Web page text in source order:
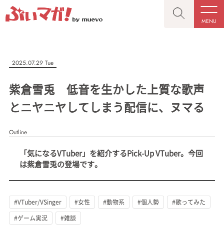
MENU
CLOSE
記事を検索する
人気ワード
#VTuber/VSinger #男性 #女性 #バ美肉 #男の娘
#Vtuberグループ
CLOSE
“推しへの応援を形にする”VTuber専門メディア
MENU
記事一覧
会社概要
お問い合わせ
2025.07.29 Tue
紫倉雪兎 低音を生かした上質な歌声
とニヤニヤしてしまう配信に、ヌマる
Outline
「気になるVTuber」を紹介するPick-Up VTuber。今回
は紫倉雪兎の登場です。
#VTuber/VSinger #女性 #動物系 #個人勢
#歌ってみた
#ゲーム実況
#雑談